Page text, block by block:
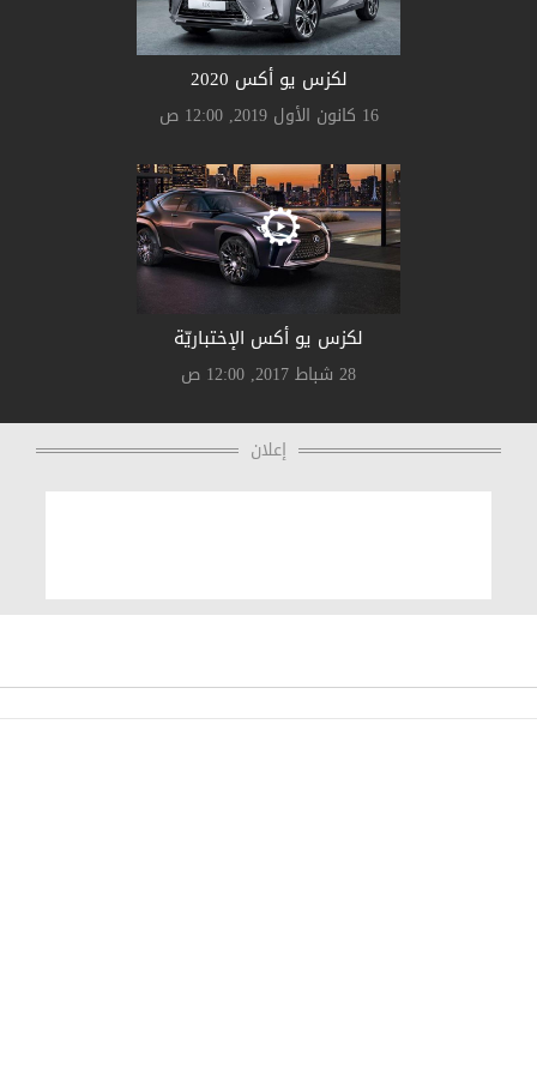
لكزس يو أكس 2020
16 كانون الأول 2019, 12:00 ص
لكزس يو أكس الإختباريّة
28 شباط 2017, 12:00 ص
إعلان